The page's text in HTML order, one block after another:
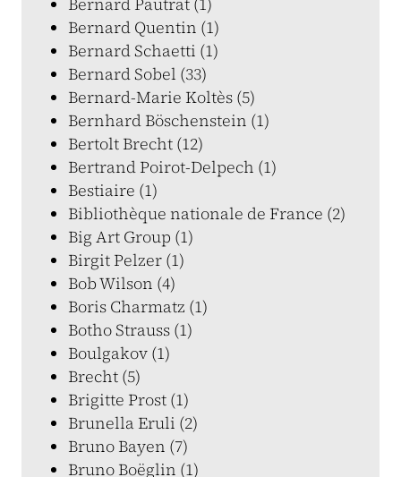
Bernard Quentin (1)
Bernard Schaetti (1)
Bernard Sobel (33)
Bernard-Marie Koltès (5)
Bernhard Böschenstein (1)
Bertolt Brecht (12)
Bertrand Poirot-Delpech (1)
Bestiaire (1)
Bibliothèque nationale de France (2)
Big Art Group (1)
Birgit Pelzer (1)
Bob Wilson (4)
Boris Charmatz (1)
Botho Strauss (1)
Boulgakov (1)
Brecht (5)
Brigitte Prost (1)
Brunella Eruli (2)
Bruno Bayen (7)
Bruno Boëglin (1)